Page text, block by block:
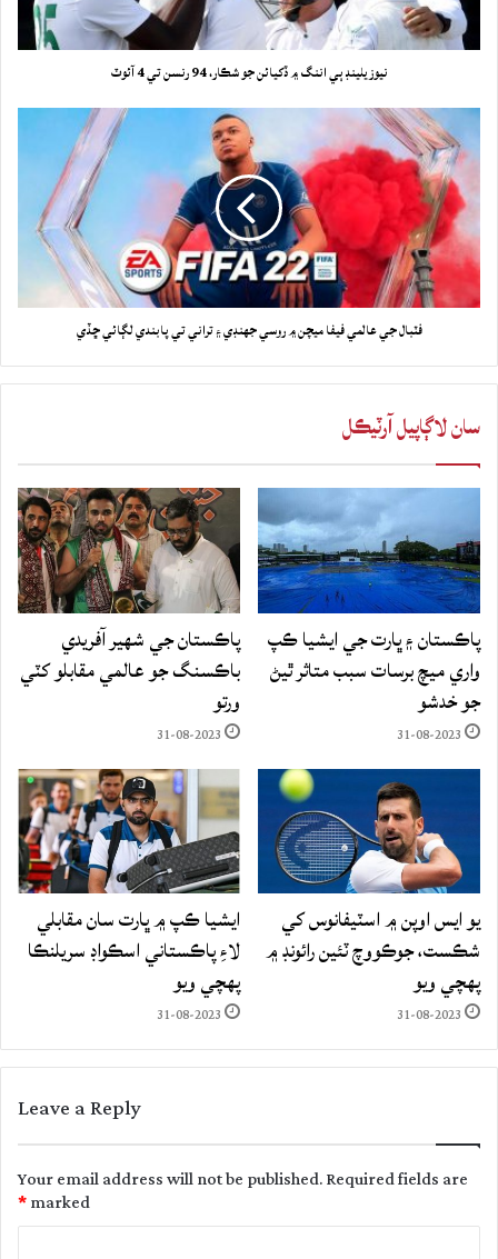
نيوزيلينڊ ٻي اننگ ۾ ڏکيائن جو شڪار، 94 رنسن تي 4 آئوٽ
فٽبال جي عالمي فيفا ميچن ۾ روسي جهنڊي ۽ تراني تي پابندي لڳائي ڇڏي
سان لاڳاپيل آرٽيڪل
پاڪستان ۽ ڀارت جي ايشيا ڪپ
واري ميچ برسات سبب متاثر ٿيڻ
جو خدشو
31-08-2023
پاڪستان جي شهير آفريدي
باڪسنگ جو عالمي مقابلو کٽي
ورتو
31-08-2023
يو ايس اوپن ۾ اسٽيفانوس کي
شڪست، جوڪووچ ٽئين رائونڊ ۾
پهچي ويو
31-08-2023
ايشيا ڪپ ۾ ڀارت سان مقابلي
لاءِ پاڪستاني اسڪواڊ سريلنڪا
پهچي ويو
31-08-2023
Leave a Reply
Your email address will not be published.Required fields are
marked
*